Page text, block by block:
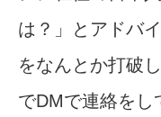
は？」とアドバ
をなんとか打破
でDMで連絡をし